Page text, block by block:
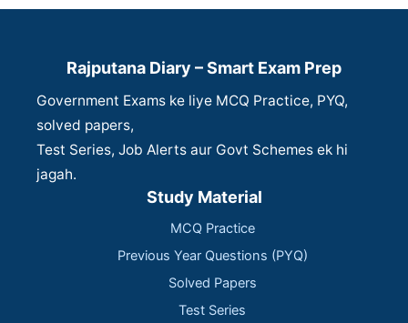
Rajputana Diary – Smart Exam Prep
Government Exams ke liye MCQ Practice, PYQ,
solved papers,
Test Series, Job Alerts aur Govt Schemes ek hi
jagah.
Study Material
MCQ Practice
Previous Year Questions (PYQ)
Solved Papers
Test Series